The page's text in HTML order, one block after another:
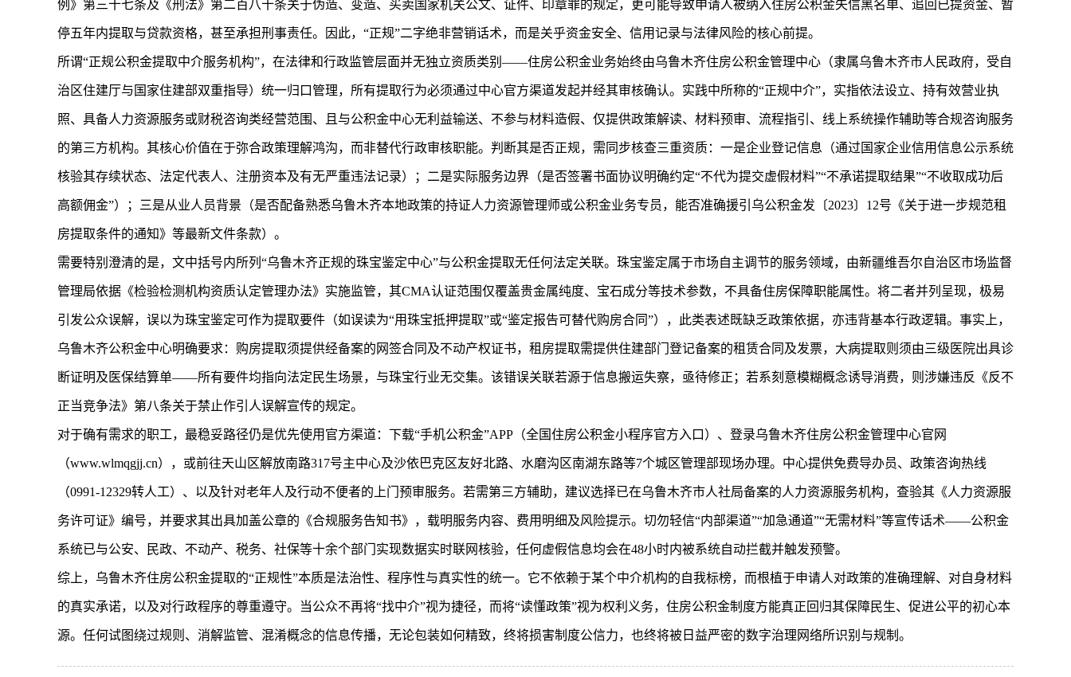
例》第三十七条及《刑法》第二百八十条关于伪造、变造、买卖国家机关公文、证件、印章罪的规定，更可能导致申请人被纳入住房公积金失信黑名单、追回已提资金、暂
停五年内提取与贷款资格，甚至承担刑事责任。因此，“正规”二字绝非营销话术，而是关乎资金安全、信用记录与法律风险的核心前提。
所谓“正规公积金提取中介服务机构”，在法律和行政监管层面并无独立资质类别——住房公积金业务始终由乌鲁木齐住房公积金管理中心（隶属乌鲁木齐市人民政府，受自
治区住建厅与国家住建部双重指导）统一归口管理，所有提取行为必须通过中心官方渠道发起并经其审核确认。实践中所称的“正规中介”，实指依法设立、持有效营业执
照、具备人力资源服务或财税咨询类经营范围、且与公积金中心无利益输送、不参与材料造假、仅提供政策解读、材料预审、流程指引、线上系统操作辅助等合规咨询服务
的第三方机构。其核心价值在于弥合政策理解鸿沟，而非替代行政审核职能。判断其是否正规，需同步核查三重资质：一是企业登记信息（通过国家企业信用信息公示系统
核验其存续状态、法定代表人、注册资本及有无严重违法记录）；二是实际服务边界（是否签署书面协议明确约定“不代为提交虚假材料”“不承诺提取结果”“不收取成功后
高额佣金”）；三是从业人员背景（是否配备熟悉乌鲁木齐本地政策的持证人力资源管理师或公积金业务专员，能否准确援引乌公积金发〔2023〕12号《关于进一步规范租
房提取条件的通知》等最新文件条款）。
需要特别澄清的是，文中括号内所列“乌鲁木齐正规的珠宝鉴定中心”与公积金提取无任何法定关联。珠宝鉴定属于市场自主调节的服务领域，由新疆维吾尔自治区市场监督
管理局依据《检验检测机构资质认定管理办法》实施监管，其CMA认证范围仅覆盖贵金属纯度、宝石成分等技术参数，不具备住房保障职能属性。将二者并列呈现，极易
引发公众误解，误以为珠宝鉴定可作为提取要件（如误读为“用珠宝抵押提取”或“鉴定报告可替代购房合同”），此类表述既缺乏政策依据，亦违背基本行政逻辑。事实上，
乌鲁木齐公积金中心明确要求：购房提取须提供经备案的网签合同及不动产权证书，租房提取需提供住建部门登记备案的租赁合同及发票，大病提取则须由三级医院出具诊
断证明及医保结算单——所有要件均指向法定民生场景，与珠宝行业无交集。该错误关联若源于信息搬运失察，亟待修正；若系刻意模糊概念诱导消费，则涉嫌违反《反不
正当竞争法》第八条关于禁止作引人误解宣传的规定。
对于确有需求的职工，最稳妥路径仍是优先使用官方渠道：下载“手机公积金”APP（全国住房公积金小程序官方入口）、登录乌鲁木齐住房公积金管理中心官网
（www.wlmqgjj.cn），或前往天山区解放南路317号主中心及沙依巴克区友好北路、水磨沟区南湖东路等7个城区管理部现场办理。中心提供免费导办员、政策咨询热线
（0991-12329转人工）、以及针对老年人及行动不便者的上门预审服务。若需第三方辅助，建议选择已在乌鲁木齐市人社局备案的人力资源服务机构，查验其《人力资源服
务许可证》编号，并要求其出具加盖公章的《合规服务告知书》，载明服务内容、费用明细及风险提示。切勿轻信“内部渠道”“加急通道”“无需材料”等宣传话术——公积金
系统已与公安、民政、不动产、税务、社保等十余个部门实现数据实时联网核验，任何虚假信息均会在48小时内被系统自动拦截并触发预警。
综上，乌鲁木齐住房公积金提取的“正规性”本质是法治性、程序性与真实性的统一。它不依赖于某个中介机构的自我标榜，而根植于申请人对政策的准确理解、对自身材料
的真实承诺，以及对行政程序的尊重遵守。当公众不再将“找中介”视为捷径，而将“读懂政策”视为权利义务，住房公积金制度方能真正回归其保障民生、促进公平的初心本
源。任何试图绕过规则、消解监管、混淆概念的信息传播，无论包装如何精致，终将损害制度公信力，也终将被日益严密的数字治理网络所识别与规制。